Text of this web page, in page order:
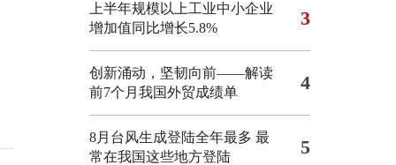
上半年规模以上工业中小企业
增加值同比增长5.8%
3
创新涌动，坚韧向前——解读
前7个月我国外贸成绩单
4
8月台风生成登陆全年最多 最
常在我国这些地方登陆
5